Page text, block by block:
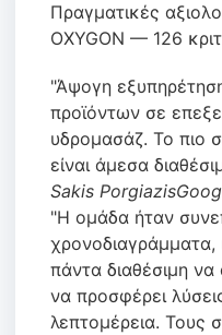
Πραγματικές
OXYGON — 126
"Άψογη
προϊόντων σε
υδρομασάζ. Το πιο
είναι άμεσα
Sakis Porgiazis
"Η ομάδα ήταν
χρονοδιαγράμματα,
πάντα διαθέσιμη
να προσφέρει
λεπτομέρεια. Τους